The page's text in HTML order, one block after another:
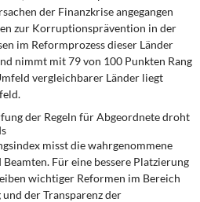
der Finanzkrise angegangen
zur Korruptionsprävention in der
im Reformprozess dieser Länder
nimmt mit 79 von 100 Punkten Rang
vergleichbarer Länder liegt
der Regeln für Abgeordnete droht
misst die wahrgenommene
Für eine bessere Platzierung
wichtiger Reformen im Bereich
der Transparenz der